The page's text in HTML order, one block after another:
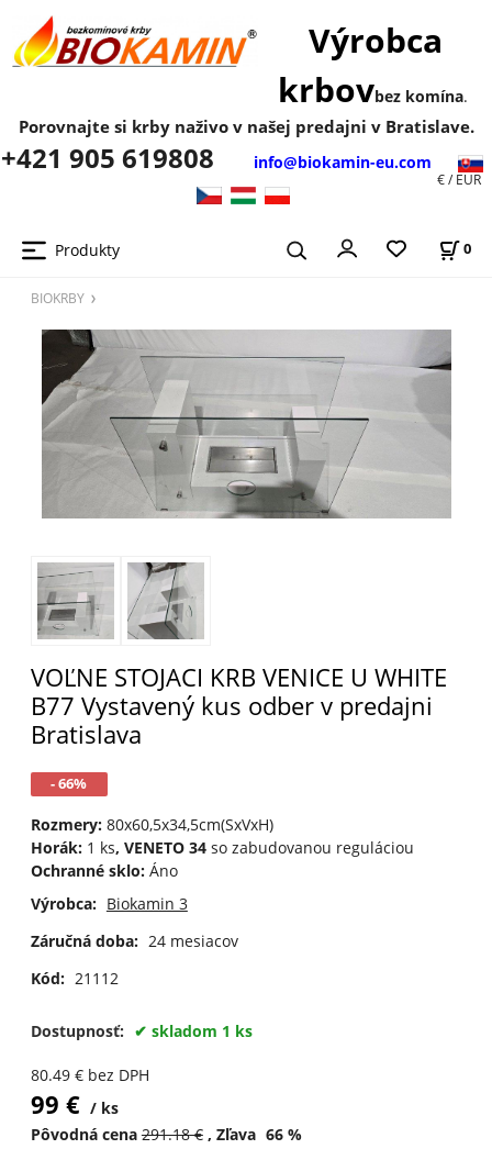
Výrobca
krbovbez komína.
Porovnajte si krby naživo v našej predajni v Bratislave.
+421 905 619808 info@biokamin-eu.com
Produkty 0
€ / EUR
BIOKRBY
VOĽNE STOJACI KRB VENICE U WHITE
B77 Vystavený kus odber v predajni
Bratislava
- 66%
Rozmery:80x60,5x34,5cm(SxVxH)
Horák: 1 ks, VENETO 34 so zabudovanou reguláciou
Ochranné sklo:Áno
Výrobca: Biokamin 3
Záručná doba: 24 mesiacov
Kód: 21112
Dostupnosť: skladom 1 ks
80.49€ bez DPH
99 €
ks
Pôvodná cena 291.18€ Zľava 66%